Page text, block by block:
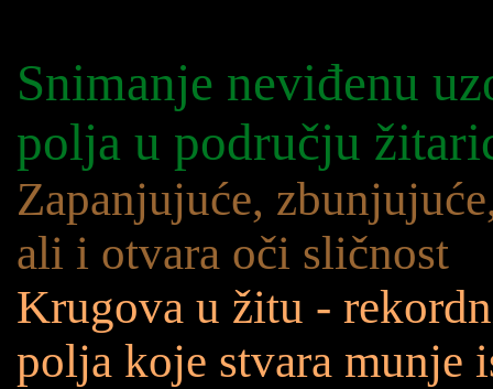
Snimanje neviđenu
polja u području
Zapanjujuće,
ali i otvara oči sličnost
Krugova u žitu -
polja koje stvara munje